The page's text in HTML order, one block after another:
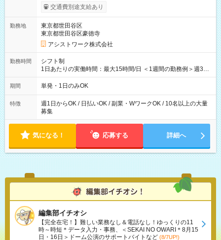
間】試用期間なし
交通費別途支給あり
勤務地
東京都世田谷区
東京都世田谷区豪徳寺
アシストワーク株式会社
勤務時間
シフト制
1日あたりの実働時間：最大15時間/日 ＜1週間の勤務例＞週3回
勤務 勤務：月・水・金 休み：火・木・土・日 好きな時にお仕事
可能です！ ※1日あたりの最大実働時間は日勤、夜勤共に勤務し
期間 単発・1日のみOK
特徴
週1日からOK / 日払いOK / 副業・WワークOK / 10名以上の大量
募集
気になる！ 応募する 詳細へ
編集部イチオシ
【完全在宅！】難しい業務なし＆電話なし！ゆっくりの11
時～時短＊データ入力・事務、＜SEKAI NO OWARI＊8月15
日・16日＞ドーム公演のサポートバイトなど (8/7UP!)